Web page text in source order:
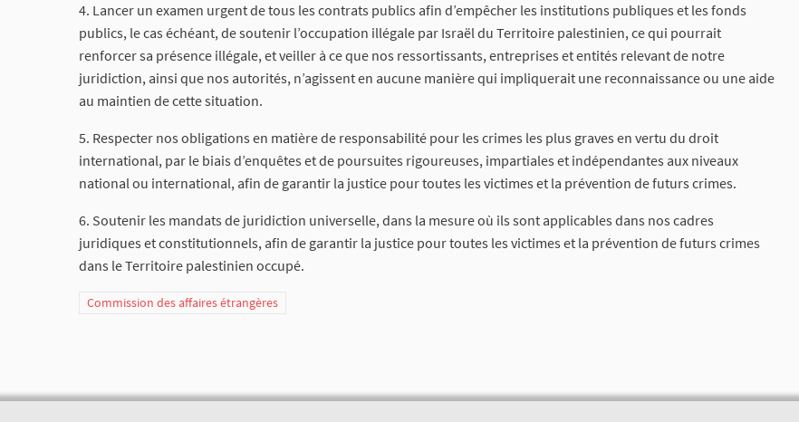
4. Lancer un examen urgent de tous les contrats publics afin d’empêcher les institutions publiques et les fonds
publics, le cas échéant, de soutenir l’occupation illégale par Israël du Territoire palestinien, ce qui pourrait
renforcer sa présence illégale, et veiller à ce que nos ressortissants, entreprises et entités relevant de notre
juridiction, ainsi que nos autorités, n’agissent en aucune manière qui impliquerait une reconnaissance ou une aide
au maintien de cette situation.
5. Respecter nos obligations en matière de responsabilité pour les crimes les plus graves en vertu du droit
international, par le biais d’enquêtes et de poursuites rigoureuses, impartiales et indépendantes aux niveaux
national ou international, afin de garantir la justice pour toutes les victimes et la prévention de futurs crimes.
6. Soutenir les mandats de juridiction universelle, dans la mesure où ils sont applicables dans nos cadres
juridiques et constitutionnels, afin de garantir la justice pour toutes les victimes et la prévention de futurs crimes
dans le Territoire palestinien occupé.
Commission des affaires étrangères